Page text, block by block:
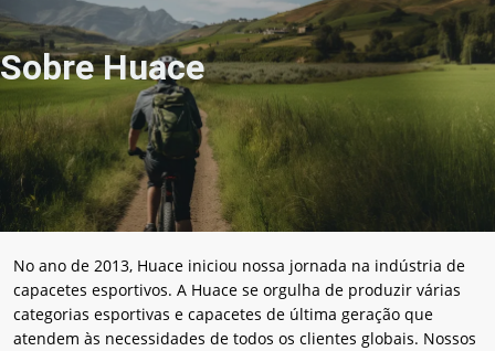
Sobre Huace
No ano de 2013, Huace iniciou nossa jornada na indústria de
capacetes esportivos. A Huace se orgulha de produzir várias
categorias esportivas e capacetes de última geração que
atendem às necessidades de todos os clientes globais. Nossos